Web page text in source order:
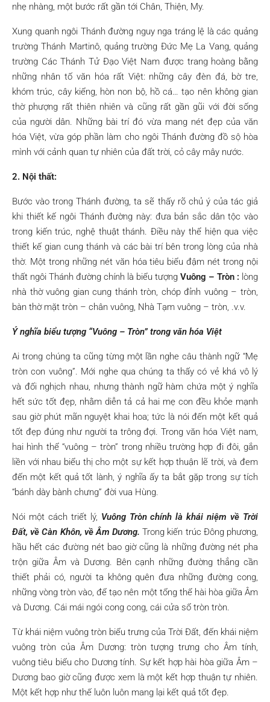
nhẹ nhàng, một bước rất gần tới Chân, Thiện, My.
Xung quanh ngôi Thánh đường nguy nga tráng lệ là các quảng
trường Thánh Martinô, quảng trường Đức Mẹ La Vang, quảng
trường Các Thánh Tử Đạo Việt Nam được trang hoàng bằng
những nhân tố văn hóa rất Việt: những cây đèn đá, bờ tre,
khóm trúc, cây kiểng, hòn non bộ, hồ cá… tạo nên không gian
thờ phượng rất thiên nhiên và cũng rất gần gũi với đời sống
của người dân. Những bài trí đó vừa mang nét đẹp của văn
hóa Việt, vừa góp phần làm cho ngôi Thánh đường đồ sộ hòa
mình với cảnh quan tự nhiên của đất trời, cỏ cây mây nước.
2. Nội thất:
Bước vào trong Thánh đường, ta sẽ thấy rõ chủ ý của tác giả
khi thiết kế ngôi Thánh đường này: đưa bản sắc dân tộc vào
trong kiến trúc, nghệ thuật thánh. Điều này thể hiện qua việc
thiết kế gian cung thánh và các bài trí bên trong lòng của nhà
thờ. Một trong những nét văn hóa tiêu biểu đậm nét trong nội
thất ngôi Thánh đường chính là biểu tượng Vuông – Tròn : lòng
nhà thờ vuông gian cung thánh tròn, chóp đỉnh vuông – tròn,
bàn thờ mặt tròn – chân vuông, Nhà Tạm vuông – tròn, .v.v.
Ý nghĩa biểu tượng “Vuông – Tròn” trong văn hóa Việt
Ai trong chúng ta cũng từng một lần nghe câu thành ngữ “Mẹ
tròn con vuông”. Mới nghe qua chúng ta thấy có vẻ khá vô lý
và đối nghịch nhau, nhưng thành ngữ hàm chứa một ý nghĩa
hết sức tốt đẹp, nhằm diễn tả cả hai mẹ con đều khỏe mạnh
sau giờ phút mãn nguyệt khai hoa; tức là nói đến một kết quả
tốt đẹp đúng như người ta trông đợi. Trong văn hóa Việt nam,
hai hình thể “vuông – tròn” trong nhiều trường hợp đi đôi, gắn
liền với nhau biểu thị cho một sự kết hợp thuận lẽ trời, và đem
đến một kết quả tốt lành, ý nghĩa ấy ta bắt gặp trong sự tích
“bánh dày bành chưng” đời vua Hùng.
Nói một cách triết lý, Vuông Tròn chính là khái niệm về Trời
Đất, về Càn Khôn, về Âm Dương.Trong kiến trúc Đông phương,
hầu hết các đường nét bao giờ cũng là những đường nét pha
trộn giữa Âm và Dương. Bên cạnh những đường thẳng cần
thiết phải có, người ta không quên đưa những đường cong,
những vòng tròn vào, để tạo nên một tổng thể hài hòa giữa Âm
và Dương. Cái mái ngói cong cong, cái cửa sổ tròn tròn.
Từ khái niệm vuông tròn biểu trưng của Trời Đất, đến khái niệm
vuông tròn của Âm Dương: tròn tượng trưng cho Âm tính,
vuông tiêu biểu cho Dương tính. Sự kết hợp hài hòa giữa Âm –
Dương bao giờ cũng được xem là một kết hợp thuận tự nhiên.
Một kết hợp như thế luôn luôn mang lại kết quả tốt đẹp.